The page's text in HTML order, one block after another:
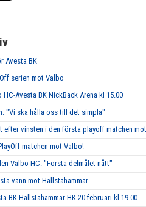
Avesta BK
serien mot Valbo
HC-Avesta BK NickBack Arena kl 15.00
"Vi ska hålla oss till det simpla"
efter vinsten i den första playoff matchen
matchen mot Valbo!
Valbo HC: "Första delmålet nått"
vann mot Hallstahammar
BK-Hallstahammar HK 20 februari kl 19.00